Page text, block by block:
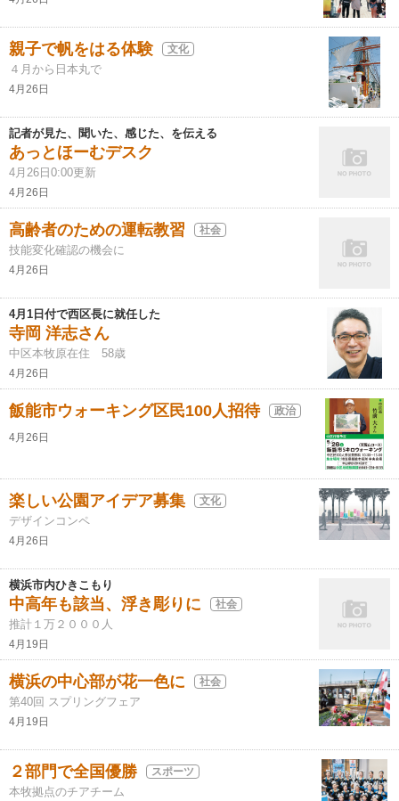
親子で帆をはる体験 文化
４月から日本丸で
4月26日
記者が見た、聞いた、感じた、を伝える
あっとほーむデスク
4月26日0:00更新
4月26日
高齢者のための運転教習 社会
技能変化確認の機会に
4月26日
4月1日付で西区長に就任した
寺岡 洋志さん
中区本牧原在住 58歳
4月26日
飯能市ウォーキング区民100人招待 政治
4月26日
楽しい公園アイデア募集 文化
デザインコンペ
4月26日
横浜市内ひきこもり
中高年も該当、浮き彫りに 社会
推計１万２０００人
4月19日
横浜の中心部が花一色に 社会
第40回 スプリングフェア
4月19日
２部門で全国優勝 スポーツ
本牧拠点のチアチーム